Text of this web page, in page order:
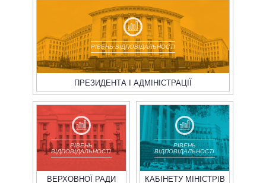
РІВЕНЬ ВІДПОВІДАЛЬНОСТІ
ПРЕЗИДЕНТА І АДМІНІСТРАЦІЇ
РІВЕНЬ
ВІДПОВІДАЛЬНОСТІ
ВЕРХОВНОЇ РАДИ
РІВЕНЬ
ВІДПОВІДАЛЬНОСТІ
КАБІНЕТУ МІНІСТРІВ